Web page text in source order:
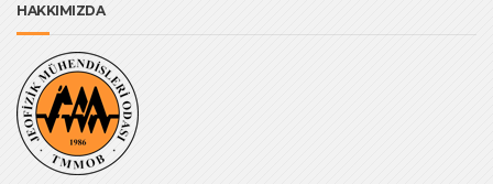
HAKKIMIZDA